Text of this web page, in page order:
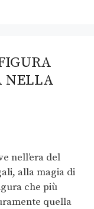
NELLA
nell’era del
alla magia di
che più
quella